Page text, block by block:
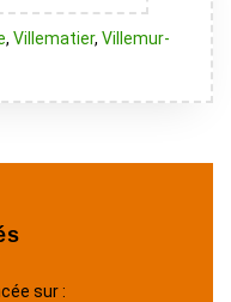
, Villematier, Villemur-
sur :